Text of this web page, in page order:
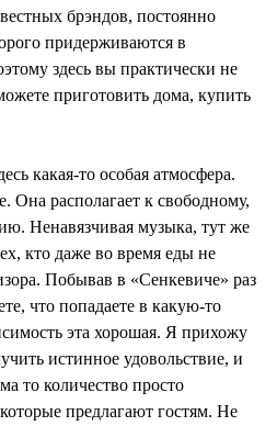
брэндов, постоянно
придерживаются в
здесь вы практически не
приготовить дома, купить
какая-то особая атмосфера.
Она располагает к свободному,
Ненавязчивая музыка, тут же
кто даже во время еды не
Побывав в «Сенкевиче» раз
что попадаете в какую-то
эта хорошая. Я прихожу
истинное удовольствие, и
то количество просто
предлагают гостям. Не